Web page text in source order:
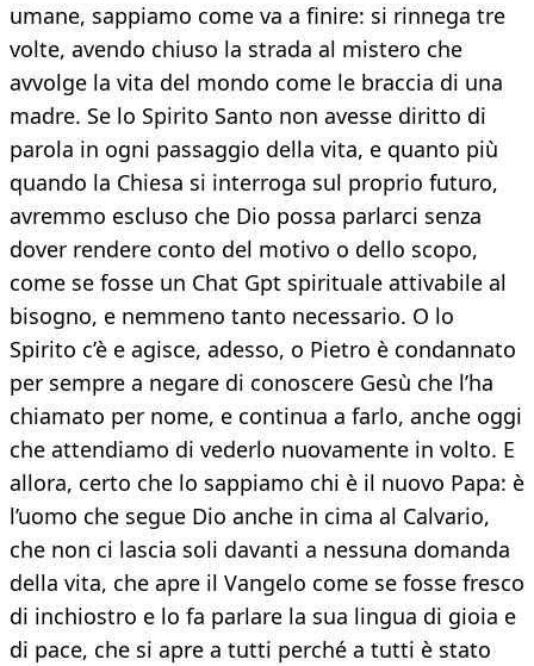
umane, sappiamo come va a finire: si rinnega tre
volte, avendo chiuso la strada al mistero che
avvolge la vita del mondo come le braccia di una
madre. Se lo Spirito Santo non avesse diritto di
parola in ogni passaggio della vita, e quanto più
quando la Chiesa si interroga sul proprio futuro,
avremmo escluso che Dio possa parlarci senza
dover rendere conto del motivo o dello scopo,
come se fosse un Chat Gpt spirituale attivabile al
bisogno, e nemmeno tanto necessario. O lo
Spirito c’è e agisce, adesso, o Pietro è condannato
per sempre a negare di conoscere Gesù che l’ha
chiamato per nome, e continua a farlo, anche oggi
che attendiamo di vederlo nuovamente in volto. E
allora, certo che lo sappiamo chi è il nuovo Papa: è
l’uomo che segue Dio anche in cima al Calvario,
che non ci lascia soli davanti a nessuna domanda
della vita, che apre il Vangelo come se fosse fresco
di inchiostro e lo fa parlare la sua lingua di gioia e
di pace, che si apre a tutti perché a tutti è stato